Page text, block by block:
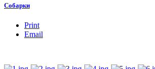
Собарки
Print
Email